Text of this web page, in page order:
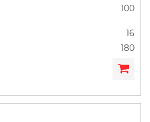
100
16
180